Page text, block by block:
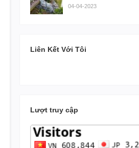
04-04-2023
Liên Kết Với Tôi
Lượt truy cập